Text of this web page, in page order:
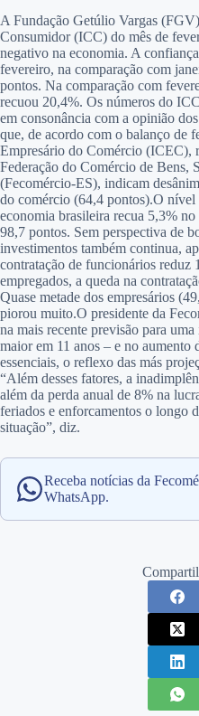
A Fundação Getúlio Vargas
Consumidor (ICC) do mês de
negativo na economia. A
fevereiro, na comparação com
pontos. Na comparação com
recuou 20,4%. Os números do
em consonância com a opinião
que, de acordo com o balanço de
Empresário do Comércio (ICEC),
Federação do Comércio de Bens,
(Fecomércio-ES), indicam
do comércio (64,4 pontos).O nível
economia brasileira recua 5,3%
98,7 pontos. Sem perspectiva de
investimentos também continua,
contratação de funcionários reduz
empregados, a queda na
Quase metade dos empresários
piorou muito.O presidente da
na mais recente previsão para
maior em 11 anos – e no aumento
essenciais, o reflexo das más
“Além desses fatores, a
além da perda anual de 8% na
feriados e enforcamentos o longo
situação”, diz.
Receba notícias da
WhatsApp.